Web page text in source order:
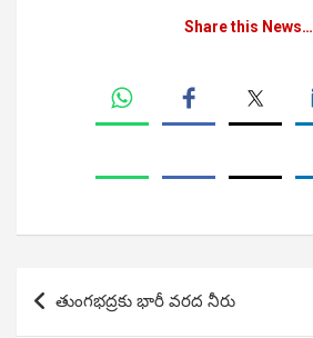
Share this News…
Post
navigation
తుంగభద్రకు భారీ వరద నీరు